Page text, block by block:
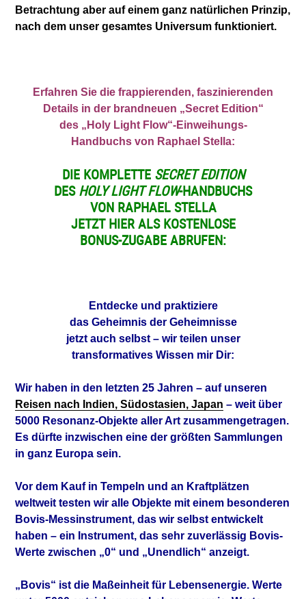
Betrachtung aber auf einem ganz natürlichen Prinzip,
nach dem unser gesamtes Universum funktioniert.
Erfahren Sie die frappierenden, faszinierenden
Details in der brandneuen „Secret Edition“
des „Holy Light Flow“-Einweihungs-
Handbuchs von Raphael Stella:
DIE KOMPLETTE SECRET EDITION
DESHOLY LIGHT FLOW-HANDBUCHS
VON RAPHAEL STELLA
JETZT HIER ALS KOSTENLOSE
BONUS-ZUGABE ABRUFEN:
Entdecke und praktiziere
das Geheimnis der Geheimnisse
jetzt auch selbst – wir teilen unser
transformatives Wissen mir Dir:
Wir haben in den letzten 25 Jahren – auf unseren
Reisen nach Indien, Südostasien, Japan – weit über
5000 Resonanz-Objekte aller Art zusammengetragen.
Es dürfte inzwischen eine der größten Sammlungen
in ganz Europa sein.
Vor dem Kauf in Tempeln und an Kraftplätzen
weltweit testen wir alle Objekte mit einem besonderen
Bovis-Messinstrument, das wir selbst entwickelt
haben – ein Instrument, das sehr zuverlässig Bovis-
Werte zwischen „0“ und „Unendlich“ anzeigt.
„Bovis“ ist die Maßeinheit für Lebensenergie. Werte